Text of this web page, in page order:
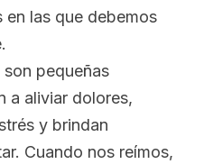
en las que debemos
son pequeñas
a aliviar dolores,
y brindan
Cuando nos reímos,